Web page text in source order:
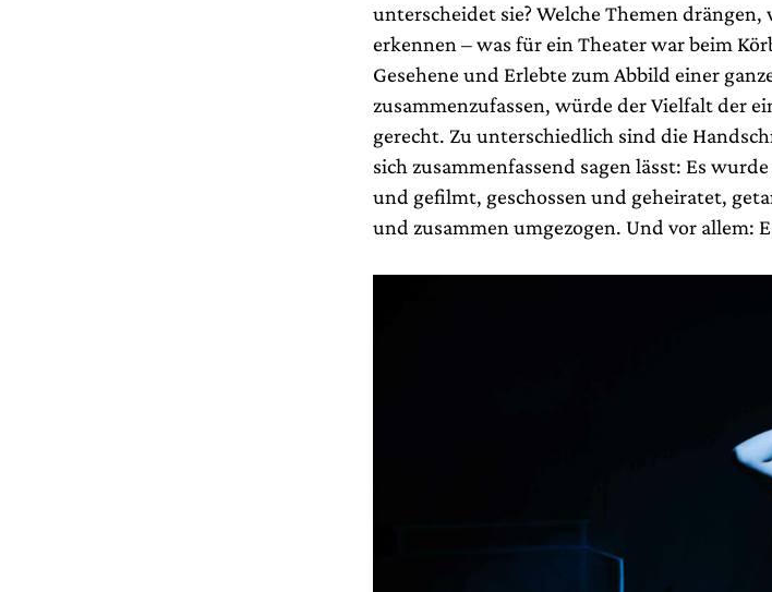
unterscheidet sie? Welche Themen drängen,
erkennen – was für ein Theater war beim
Gesehene und Erlebte zum Abbild einer
zusammenzufassen, würde der Vielfalt der
gerecht. Zu unterschiedlich sind die
sich zusammenfassend sagen lässt: Es
und gefilmt, geschossen und geheiratet,
und zusammen umgezogen. Und vor allem: